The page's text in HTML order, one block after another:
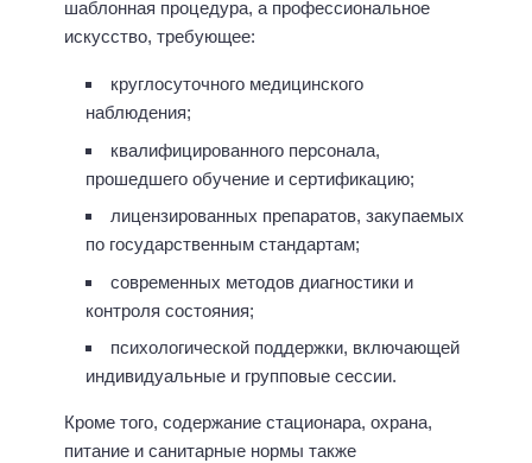
шаблонная процедура, а профессиональное
искусство, требующее:
круглосуточного медицинского
наблюдения;
квалифицированного персонала,
прошедшего обучение и сертификацию;
лицензированных препаратов, закупаемых
по государственным стандартам;
современных методов диагностики и
контроля состояния;
психологической поддержки, включающей
индивидуальные и групповые сессии.
Кроме того, содержание стационара, охрана,
питание и санитарные нормы также